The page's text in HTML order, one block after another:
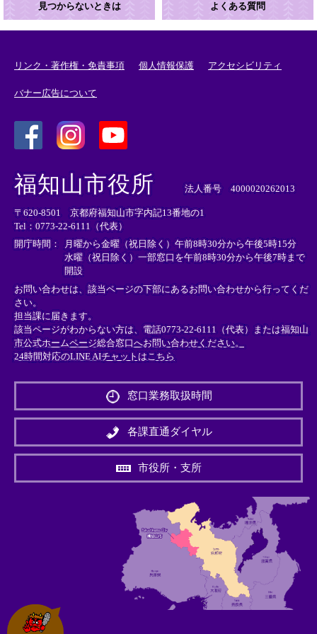
見つからないときは よくある質問
リンク・著作権・免責事項 個人情報保護 アクセシビリティ
バナー広告について
外
部
リ
ン
ク
＞
外
リ
ン
ク
＞
外
部
ン
ク
＞
福知山市役所 法人番号 4000020262013
〒620-8501 京都府福知山市字内記13番地の1
Tel：0773-22-6111（代表）
開庁時間：
月曜から金曜（祝日除く）午前8時30分から午後5時15分
水曜（祝日除く）一部窓口を午前8時30分から午後7時まで
開設
お問い合わせは、該当ページの下部にあるお問い合わせから行ってくだ
さい。
担当課に届きます。
該当ページがわからない方は、電話0773-22-6111（代表）または福知山
市公式ホームページ総合窓口へお問い合わせください。
24時間対応のLINE AIチャットはこちら
外
リ
ン
＞
窓口業務取扱時間
各課直通ダイヤル
市役所・支所